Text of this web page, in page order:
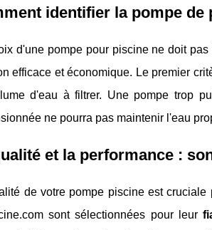
identifier la pompe
d'une pompe pour piscine ne doit
efficace et économique. Le premier
d'eau à filtrer. Une pompe trop
ne pourra pas maintenir l'eau
et la performance :
de votre pompe piscine est
sont sélectionnées pour leur